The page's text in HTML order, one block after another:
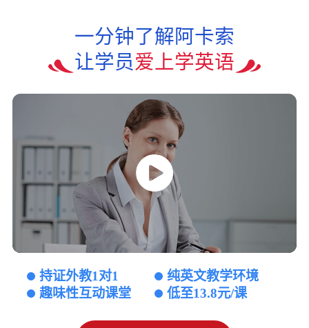
一分钟了解阿卡索
让学员爱上学英语
持证外教1对1
纯英文教学环境
趣味性互动课堂
低至13.8元/课